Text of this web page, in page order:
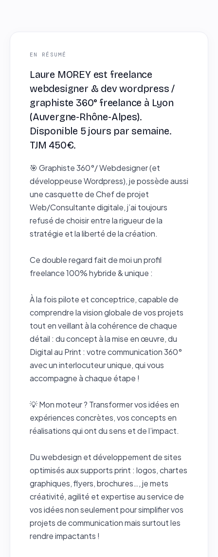
EN RÉSUMÉ
Laure MOREY est freelance
webdesigner & dev wordpress /
graphiste 360° freelance à Lyon
(Auvergne-Rhône-Alpes).
Disponible 5 jours par semaine.
TJM 450€.
🎯 Graphiste 360°/ Webdesigner (et
développeuse Wordpress), je possède aussi
une casquette de Chef de projet
Web/Consultante digitale, j’ai toujours
refusé de choisir entre la rigueur de la
stratégie et la liberté de la création.
Ce double regard fait de moi un profil
freelance 100% hybride & unique :
À la fois pilote et conceptrice, capable de
comprendre la vision globale de vos projets
tout en veillant à la cohérence de chaque
détail : du concept à la mise en œuvre, du
Digital au Print : votre communication 360°
avec un interlocuteur unique, qui vous
accompagne à chaque étape !
💡 Mon moteur ? Transformer vos idées en
expériences concrètes, vos concepts en
réalisations qui ont du sens et de l’impact.
Du webdesign et développement de sites
optimisés aux supports print : logos, chartes
graphiques, flyers, brochures…, je mets
créativité, agilité et expertise au service de
vos idées non seulement pour simplifier vos
projets de communication mais surtout les
rendre impactants !